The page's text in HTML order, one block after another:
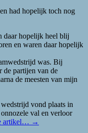
had hopelijk toch nog
daar hopelijk heel blij
en waren daar hopelijk
was. Bij
de partijen van de
de meesten van mijn
vond plaats in
val en verloor
artikel… →